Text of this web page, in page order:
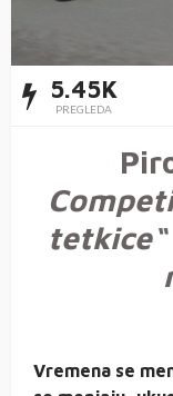
5.45K
PREGLEDA
Vremena se